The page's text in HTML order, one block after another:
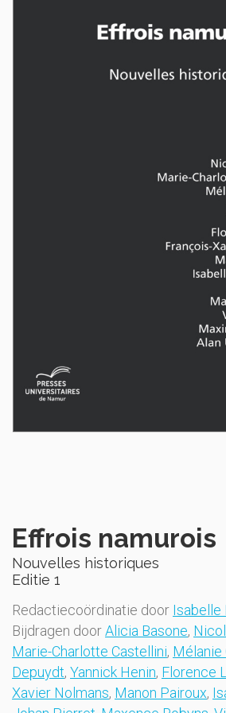
Effrois namurois
Nouvelles historiques
Editie 1
Redactiecoördinatie door Isabelle
Bijdragen doorAlicia Basone,
Marie-Charlotte Castellini, Mélanie
Depuydt, Yannick Henin, Florence
Xavier Nolmans, Manon Pairoux,